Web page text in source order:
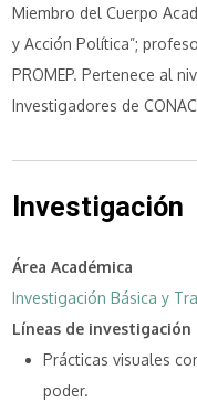
Miembro del Cuerpo
y Acción Política”;
PROMEP. Pertenece al
Investigadores de
Investigación
Área Académica
Investigación Básica y
Líneas de investigación
Prácticas visuales
poder.